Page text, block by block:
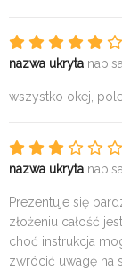
nazwa ukryta
wszystko okej,
nazwa ukryta
Prezentuje się
złożeniu całość
choć instrukcja
zwrócić uwagę na